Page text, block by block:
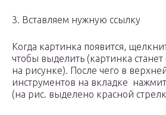
3. Вставляем нужную ссылку
Когда картинка появится,
чтобы выделить (картинка станет
на рисунке). После чего в
инструментов на вкладке
(на рис. выделено красной